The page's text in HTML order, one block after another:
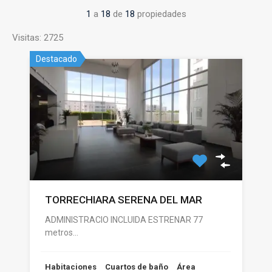
1 a 18 de 18 propiedades
Visitas: 2725
Destacado
TORRECHIARA SERENA DEL MAR
ADMINISTRACIO INCLUIDA ESTRENAR 77
metros…
Habitaciones Cuartos de baño Área